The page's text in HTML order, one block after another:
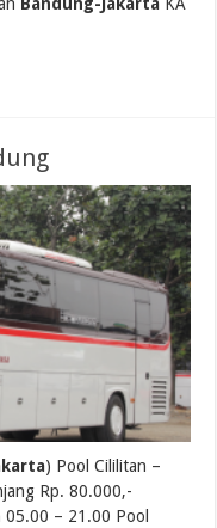
Bandung-Jakarta KA
) Pool Cililitan –
Rp. 80.000,-
05.00 – 21.00 Pool